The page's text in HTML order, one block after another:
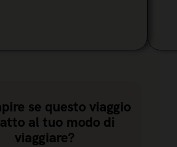
se questo viaggio
al tuo modo di
viaggiare?